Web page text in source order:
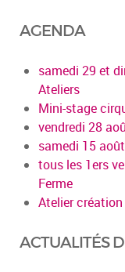
AGENDA
samedi 29 et
Ateliers
Mini-stage
vendredi 28
samedi 15
tous les 1ers
Ferme
Atelier création
ACTUALITÉS